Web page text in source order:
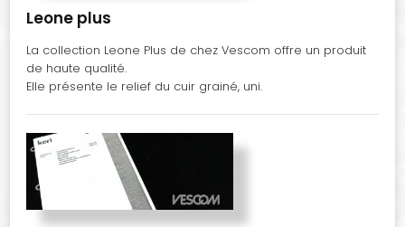
Leone plus
La collection Leone Plus de chez Vescom offre un produit
de haute qualité.
Elle présente le relief du cuir grainé, uni.